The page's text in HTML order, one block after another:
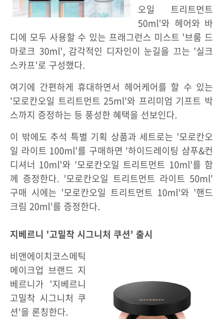
오일 트리트먼트
50ml'와 헤어와 바
디에 모두 사용할 수 있는 프래그런스 미스트 '브룸 드
마로크 30ml', 감각적인 디자인이 눈길을 끄는 '실크
스카프'로 구성했다.
여기에 간편하게 휴대하면서 헤어케어를 할 수 있는
'모로칸오일 트리트먼트 25ml'와 프리미엄 기프트 박
스까지 증정하는 등 풍성한 혜택을 선보인다.
이 밖에도 추석 특별 기획 상품과 세트로는 '모로칸오
일 라이트 100ml'를 구매하면 '하이드레이팅 샴푸&컨
디셔너 10ml'와 '모로칸오일 트리트먼트 10ml'를 함
께 증정한다. '모로칸오일 트리트먼트 라이트 50ml'
구매 시에는 '모로칸오일 트리트먼트 10ml'와 '핸드
크림 20ml'를 증정한다.
지베르니 '고밀착 시그니처 쿠션' 출시
비앤에이치코스메틱
메이크업 브랜드 지
베르니가 '지베르니
고밀착 시그니처 쿠
션'​을 론칭한다.